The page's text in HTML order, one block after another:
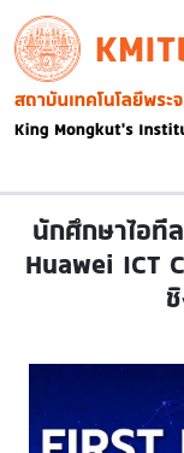
Skip to main content
Image
นักศึกษาไอที
Huawei ICT